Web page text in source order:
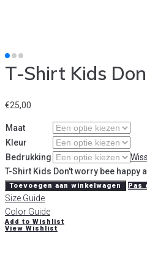
T-Shirt Kids
€25,00
Maat
Kleur
Bedrukking
T-Shirt Kids Don't worry bee happy
Toevoegen aan winkelwagen Pas
Size Guide
Color Guide
Add to Wishlist
View Wishlist